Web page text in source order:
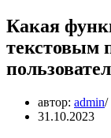
Какая
текстовым
автор: admin
31.10.2023